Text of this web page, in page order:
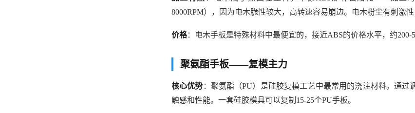
8000RPM），因为电木脆性较大，高转速容易崩边。电木粉尘有刺激性
价格：电木手板是特殊材料中最便宜的，接近ABS的价格水平，约200-
聚氨酯手板——复模主力
核心优势 ：聚氨酯（PU）是硅胶复模工艺中最常用的浇注材料。通
触感和性能。一套硅胶模具可以复制15-25个PU手板。